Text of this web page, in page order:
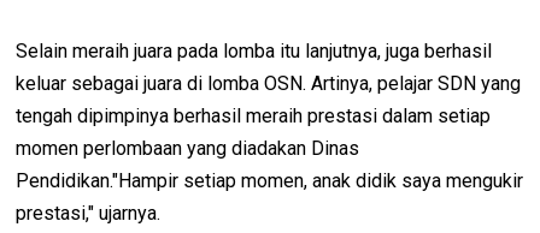
Selain meraih juara pada lomba itu lanjutnya, juga berhasil
keluar sebagai juara di lomba OSN. Artinya, pelajar SDN yang
tengah dipimpinya berhasil meraih prestasi dalam setiap
momen perlombaan yang diadakan Dinas
Pendidikan."Hampir setiap momen, anak didik saya mengukir
prestasi," ujarnya.